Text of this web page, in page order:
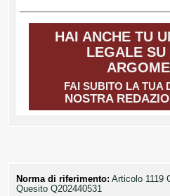
HAI ANCHE TU
LEGALE SU
FAI SUBITO LA TUA
NOSTRA
Norma di riferimento: Articolo 1119
Quesito Q202440531